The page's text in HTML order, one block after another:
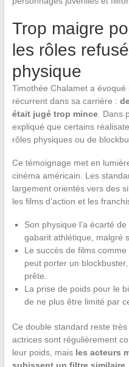
Trop maigre
les rôles
physique
Timothée Chalamet a
récurrent dans sa carrière :
était jugé trop mince. Dans
expliqué que certains
rôles physiques ou de
Ce témoignage met en
cinéma américain. Les
largement orientés vers des
les films d’action et les
Son physique l’a écarté
gabarit athlétique, malgré
Le succès de films comme
peut porter un
prête.
La prise de poids pour le
de ne plus être limité par
Ce double standard reste
actrices sont régulièrement
leur poids, mais les acteurs